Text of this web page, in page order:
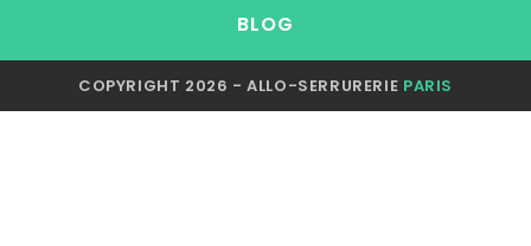
BLOG
COPYRIGHT 2026 - ALLO-SERRURERIE PARIS